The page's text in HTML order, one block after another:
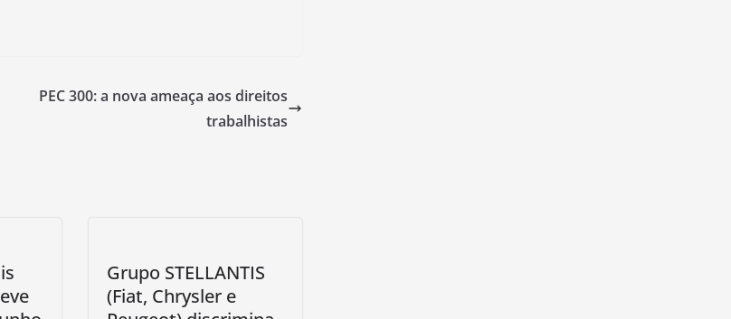
PEC 300: a nova ameaça aos direitos
trabalhistas
Grupo STELLANTIS
(Fiat, Chrysler e